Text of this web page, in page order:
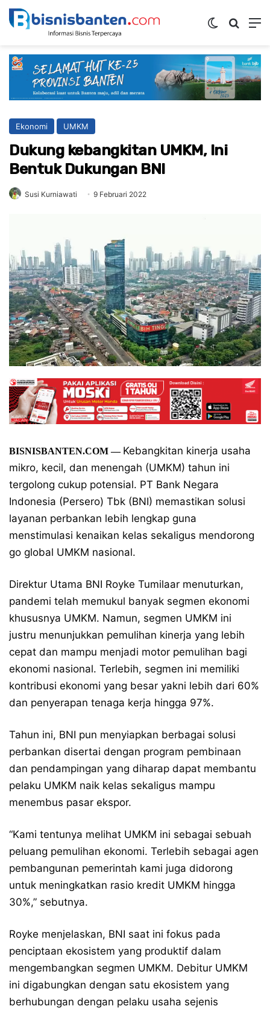
Switch skin
Ekonomi UMKM
Dukung kebangkitan UMKM, Ini
Bentuk Dukungan BNI
Susi Kurniawati 9 Februari 2022
BISNISBANTEN.COM — Kebangkitan kinerja usaha
mikro, kecil, dan menengah (UMKM) tahun ini
tergolong cukup potensial. PT Bank Negara
Indonesia (Persero) Tbk (BNI) memastikan solusi
layanan perbankan lebih lengkap guna
menstimulasi kenaikan kelas sekaligus mendorong
go global UMKM nasional.
Direktur Utama BNI Royke Tumilaar menuturkan,
pandemi telah memukul banyak segmen ekonomi
khususnya UMKM. Namun, segmen UMKM ini
justru menunjukkan pemulihan kinerja yang lebih
cepat dan mampu menjadi motor pemulihan bagi
ekonomi nasional. Terlebih, segmen ini memiliki
kontribusi ekonomi yang besar yakni lebih dari 60%
dan penyerapan tenaga kerja hingga 97%.
Tahun ini, BNI pun menyiapkan berbagai solusi
perbankan disertai dengan program pembinaan
dan pendampingan yang diharap dapat membantu
pelaku UMKM naik kelas sekaligus mampu
menembus pasar ekspor.
“Kami tentunya melihat UMKM ini sebagai sebuah
peluang pemulihan ekonomi. Terlebih sebagai agen
pembangunan pemerintah kami juga didorong
untuk meningkatkan rasio kredit UMKM hingga
30%,” sebutnya.
Royke menjelaskan, BNI saat ini fokus pada
penciptaan ekosistem yang produktif dalam
mengembangkan segmen UMKM. Debitur UMKM
ini digabungkan dengan satu ekosistem yang
berhubungan dengan pelaku usaha sejenis